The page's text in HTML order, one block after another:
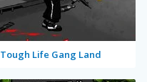
Tough Life Gang Land